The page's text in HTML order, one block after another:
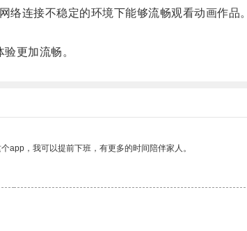
连接不稳定的环境下能够流畅观看动画作品。
更加流畅。
app，我可以提前下班，有更多的时间陪伴家人。